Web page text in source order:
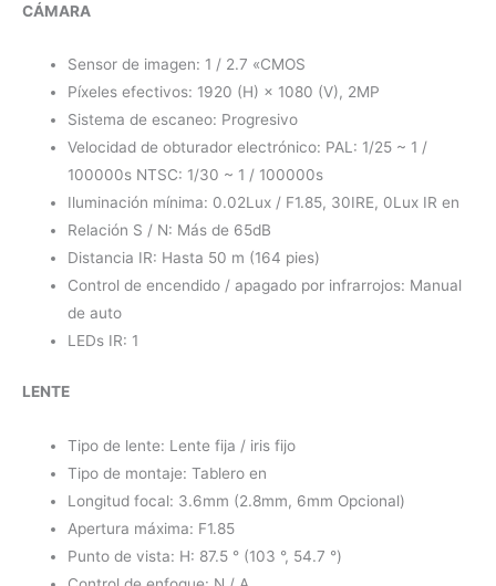
CÁMARA
Sensor de imagen: 1 / 2.7 «CMOS
Píxeles efectivos: 1920 (H) × 1080 (V), 2MP
Sistema de escaneo: Progresivo
Velocidad de obturador electrónico: PAL: 1/25 ~ 1 /
100000s NTSC: 1/30 ~ 1 / 100000s
Iluminación mínima: 0.02Lux / F1.85, 30IRE, 0Lux IR en
Relación S / N: Más de 65dB
Distancia IR: Hasta 50 m (164 pies)
Control de encendido / apagado por infrarrojos: Manual
de auto
LEDs IR: 1
LENTE
Tipo de lente: Lente fija / iris fijo
Tipo de montaje: Tablero en
Longitud focal: 3.6mm (2.8mm, 6mm Opcional)
Apertura máxima: F1.85
Punto de vista: H: 87.5 ° (103 °, 54.7 °)